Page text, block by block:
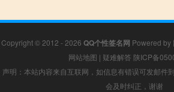
Copyright © 2012 - 2026 QQ个性签名网 Powered by
网站地图 | 疑难解答 陕ICP备
声明：本站内容来自互联网，如信息有错误可发邮件
会及时纠正，谢谢